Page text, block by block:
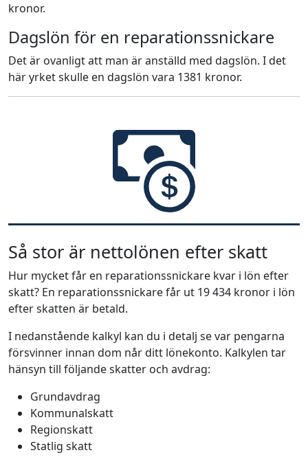
kronor.
Dagslön för en reparationssnickare
Det är ovanligt att man är anställd med dagslön. I det
här yrket skulle en dagslön vara 1381 kronor.
Så stor är nettolönen efter skatt
Hur mycket får en reparationssnickare kvar i lön efter
skatt? En reparationssnickare får ut 19 434 kronor i lön
efter skatten är betald.
I nedanstående kalkyl kan du i detalj se var pengarna
försvinner innan dom når ditt lönekonto. Kalkylen tar
hänsyn till följande skatter och avdrag:
Grundavdrag
Kommunalskatt
Regionskatt
Statlig skatt